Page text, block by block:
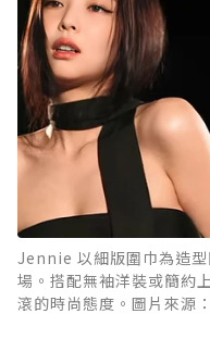
Jennie 以細版圍巾為造
場。搭配無袖洋裝或簡約
滾的時尚態度。圖片來